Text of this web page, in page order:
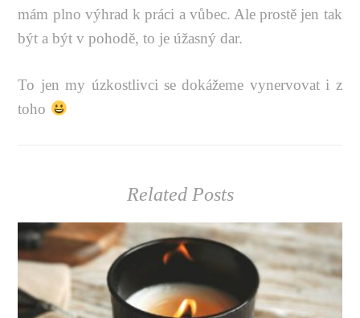
mám plno výhrad k práci a vůbec. Ale prostě jen tak
být a být v pohodě, to je úžasný dar.
To jen my úzkostlivci se dokážeme vynervovat i z
toho
Related Posts